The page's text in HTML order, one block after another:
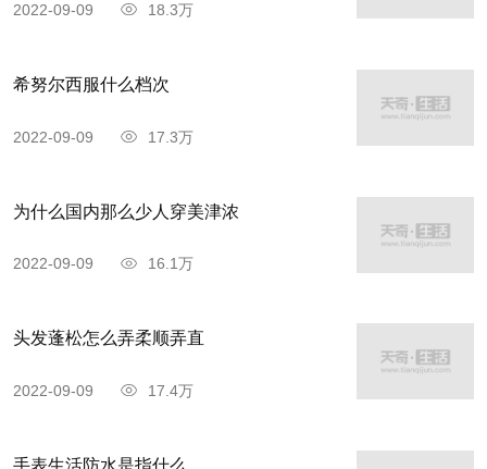
2022-09-09 18.3万
希努尔西服什么档次
2022-09-09 17.3万
为什么国内那么少人穿美津浓
2022-09-09 16.1万
头发蓬松怎么弄柔顺弄直
2022-09-09 17.4万
手表生活防水是指什么